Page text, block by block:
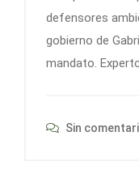
defensores
gobierno de
mandato.
Sin